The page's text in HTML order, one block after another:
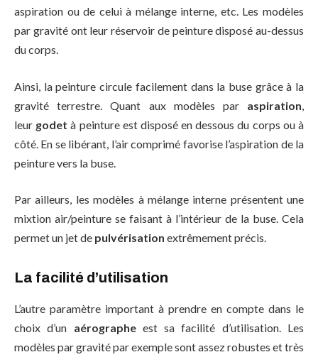
aspiration ou de celui à mélange interne, etc. Les modèles
par gravité ont leur réservoir de peinture disposé au-dessus
du corps.
Ainsi, la peinture circule facilement dans la buse grâce à la
gravité terrestre. Quant aux modèles par aspiration
leur godet à peinture est disposé en dessous du corps ou à
côté. En se libérant, l’air comprimé favorise l’aspiration de la
peinture vers la buse.
Par ailleurs, les modèles à mélange interne présentent une
mixtion air/peinture se faisant à l’intérieur de la buse. Cela
permet un jet de pulvérisation extrêmement précis.
La facilité d’utilisation
L’autre paramètre important à prendre en compte dans le
choix d’un aérographeest sa facilité d’utilisation. Les
modèles par gravité par exemple sont assez robustes et très